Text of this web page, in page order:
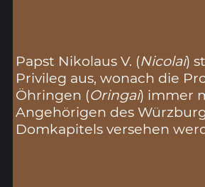
Papst Nikolaus V. (Nicolai)
Privileg aus, wonach die
Öhringen (Oringai) immer
Angehörigen des
Domkapitels versehen